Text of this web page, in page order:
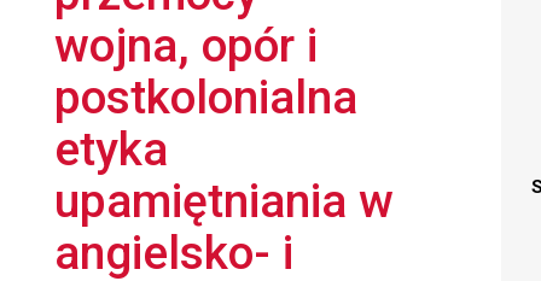
wojna, opór i
postkolonialna
etyka
upamiętniania w
angielsko- i